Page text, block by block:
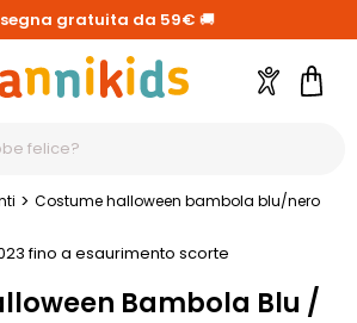
gratuita da 59€ 🚚
Account
> Costume halloween bambola blu/nero
fino a esaurimento scorte
Bambola Blu /